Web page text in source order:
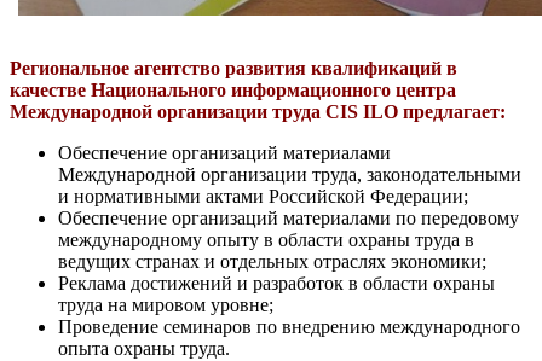
Региональное агентство развития квалификаций в
качестве Национального информационного центра
Международной организации труда CIS ILO предлагает:
Обеспечение организаций материалами
Международной организации труда, законодательными
и нормативными актами Российской Федерации;
Обеспечение организаций материалами по передовому
международному опыту в области охраны труда в
ведущих странах и отдельных отраслях экономики;
Реклама достижений и разработок в области охраны
труда на мировом уровне;
Проведение семинаров по внедрению международного
опыта охраны труда.